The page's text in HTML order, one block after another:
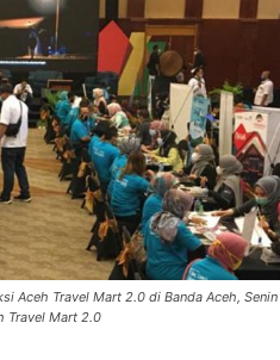
Aceh Travel Mart 2.0 di Banda Aceh, Senin
Travel Mart 2.0